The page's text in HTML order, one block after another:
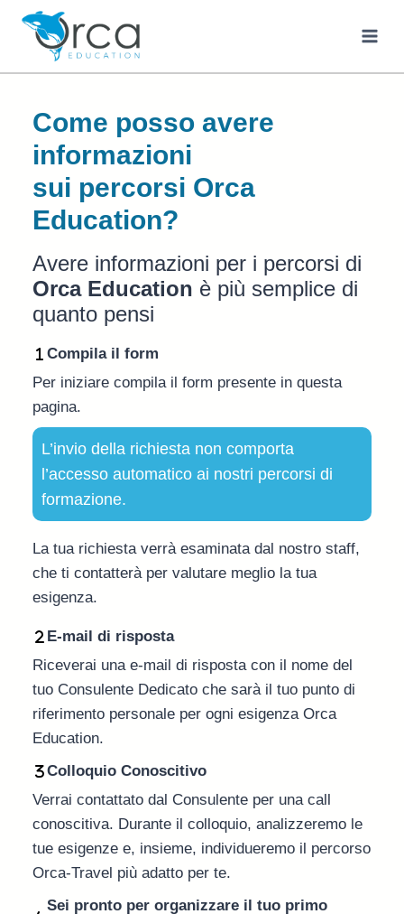
Salta
contenuto
Come posso avere
informazioni
sui percorsi Orca
Education?
Avere informazioni per i percorsi di
Orca Education è più semplice di
quanto pensi
Compila il form
Per iniziare compila il form presente in questa
pagina.
L’invio della richiesta non comporta
l’accesso automatico ai nostri percorsi di
formazione.
La tua richiesta verrà esaminata dal nostro staff,
che ti contatterà per valutare meglio la tua
esigenza.
E-mail di risposta
Riceverai una e-mail di risposta con il nome del
tuo Consulente Dedicato che sarà il tuo punto di
riferimento personale per ogni esigenza Orca
Education.
Colloquio Conoscitivo
Verrai contattato dal Consulente per una call
conoscitiva. Durante il colloquio, analizzeremo le
tue esigenze e, insieme, individueremo il percorso
Orca-Travel più adatto per te.
Sei pronto per organizzare il tuo primo